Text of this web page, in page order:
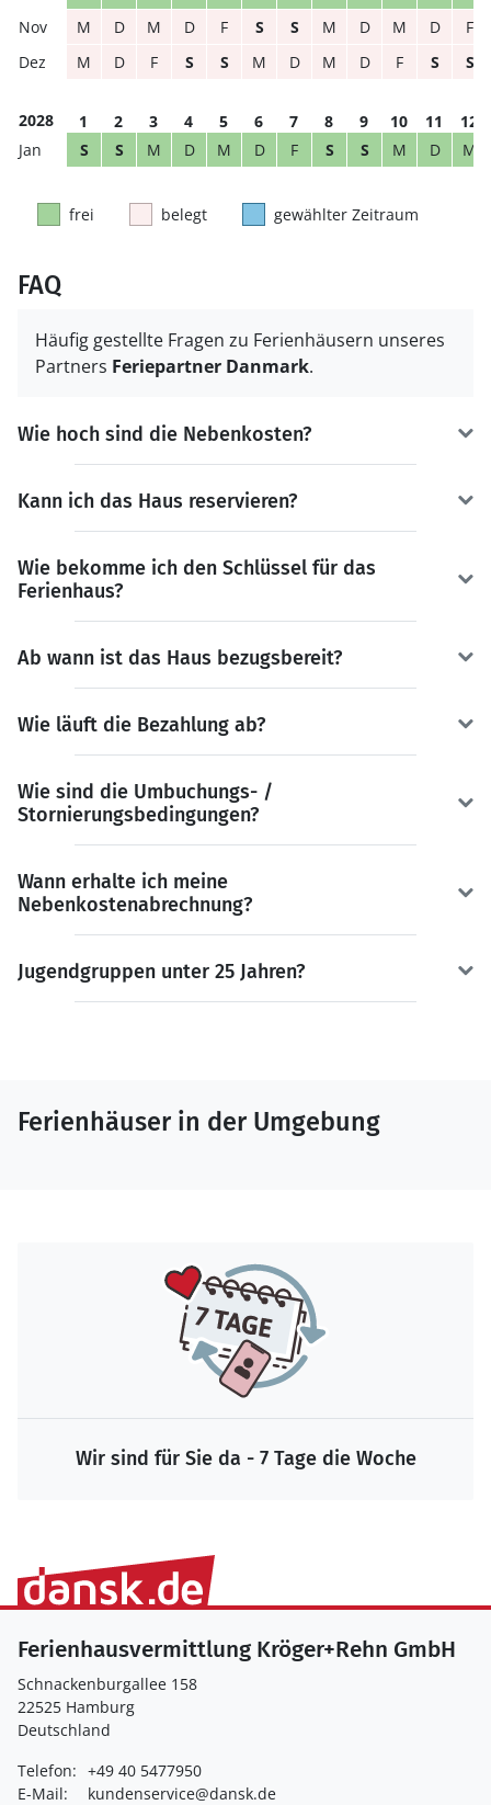
M
D M D F S S M D M D
F
M
D F S S M D M D F S S
2028 1 2 3 4 5 6 7 8 9 10 11
12
S
S M D M D F S S M D M
frei belegt gewählter Zeitraum
FAQ
Häufig gestellte Fragen zu Ferienhäusern unseres
Partners Feriepartner Danmark.
Wie hoch sind die Nebenkosten?
Kann ich das Haus reservieren?
Wie bekomme ich den Schlüssel für das
Ferienhaus?
Ab wann ist das Haus bezugsbereit?
Wie läuft die Bezahlung ab?
Wie sind die Umbuchungs- /
Stornierungsbedingungen?
Wann erhalte ich meine
Nebenkostenabrechnung?
Jugendgruppen unter 25 Jahren?
Ferienhäuser in der Umgebung
Wir sind für Sie da - 7 Tage die Woche
Ferienhausvermittlung Kröger+Rehn GmbH
Schnackenburgallee 158
22525 Hamburg
Deutschland
Telefon: +49 40 5477950
E-Mail:
kundenservice@dansk.de